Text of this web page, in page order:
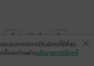
หน้าที่ 1
ระสบการณ์การใช้บริการที่ดีที่สุด
กี้ของท่านผ่านนโยบายการใช้คุกกี้